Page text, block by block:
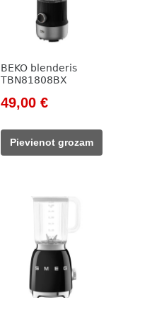
BEKO blenderis
TBN81808BX
Original
was:
785,00 €.
49,00 €Current
Pievienot grozam